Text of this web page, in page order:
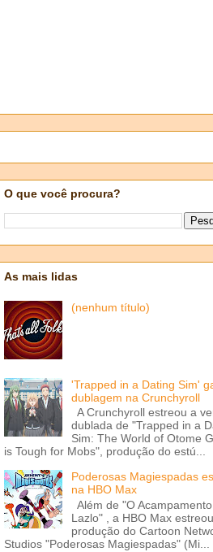
O que você procura?
As mais lidas
(nenhum título)
'Trapped in a Dating Sim'
dublagem na Crunchyroll
A Crunchyroll estreou a
dublada de "Trapped in a
Sim: The World of Otome
is Tough for Mobs", produção do estú...
Poderosas Magiespadas
na HBO Max
Além de "O
Lazlo" , a HBO Max
produção do Cartoon
Studios "Poderosas Magiespadas" (Mi...